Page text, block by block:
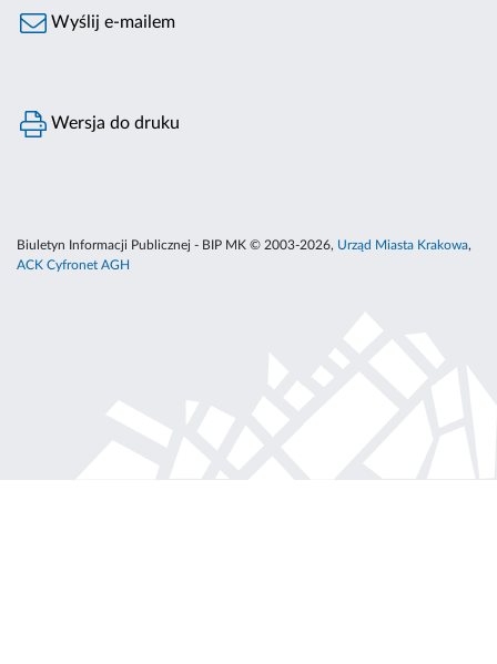
Wyślij e-mailem
Wersja do druku
Biuletyn Informacji Publicznej - BIP MK © 2003-2026, Urząd Miasta Krakowa,
ACK Cyfronet AGH